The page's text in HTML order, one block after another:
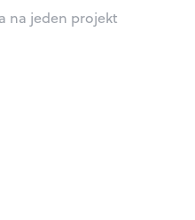
na jeden projekt